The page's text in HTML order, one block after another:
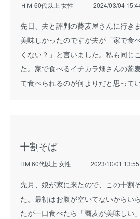
ＨＭ 60代以上 女性 2024/03/04
先日、夫と評判の蕎麦屋さんに行きま
美味しかったのですが夫が「家で食
くない？」と言いました。私も同じ
た。家で食べるイチカラ畑さんの蕎
て食べられるのが何よりだと思ってい
十割そば
HM 60代以上 女性 2023/10/01
先月、娘が家に来たので、この十割
た。最初はお腹が空いてないからい
たが一口食べたら「蕎麦が美味しい